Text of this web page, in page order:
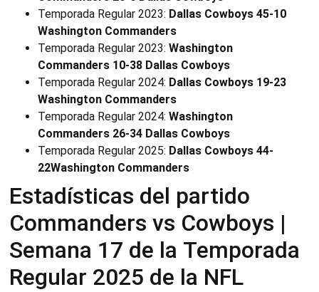
Temporada Regular 2023: Dallas Cowboys 45-10
Washington Commanders
Temporada Regular 2023: Washington
Commanders 10-38 Dallas Cowboys
Temporada Regular 2024: Dallas Cowboys 19-23
Washington Commanders
Temporada Regular 2024: Washington
Commanders 26-34 Dallas Cowboys
Temporada Regular 2025: Dallas Cowboys 44-
22Washington Commanders
Estadísticas del partido
Commanders vs Cowboys |
Semana 17 de la Temporada
Regular 2025 de la NFL